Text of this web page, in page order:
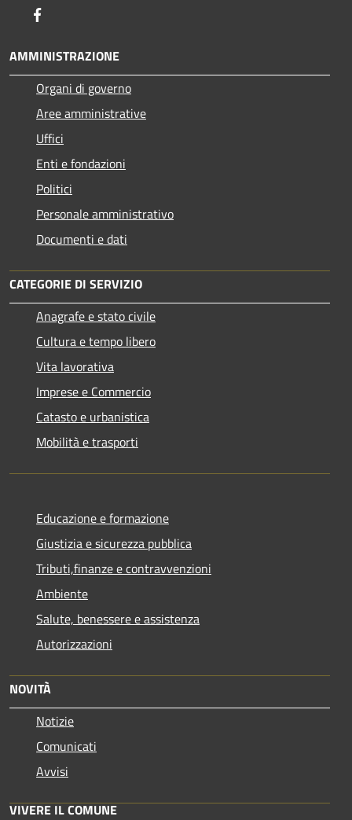
AMMINISTRAZIONE
Organi di governo
Aree amministrative
Uffici
Enti e fondazioni
Politici
Personale amministrativo
Documenti e dati
CATEGORIE DI SERVIZIO
Anagrafe e stato civile
Cultura e tempo libero
Vita lavorativa
Imprese e Commercio
Catasto e urbanistica
Mobilità e trasporti
Educazione e formazione
Giustizia e sicurezza pubblica
Tributi,finanze e contravvenzioni
Ambiente
Salute, benessere e assistenza
Autorizzazioni
NOVITÀ
Notizie
Comunicati
Avvisi
VIVERE IL COMUNE